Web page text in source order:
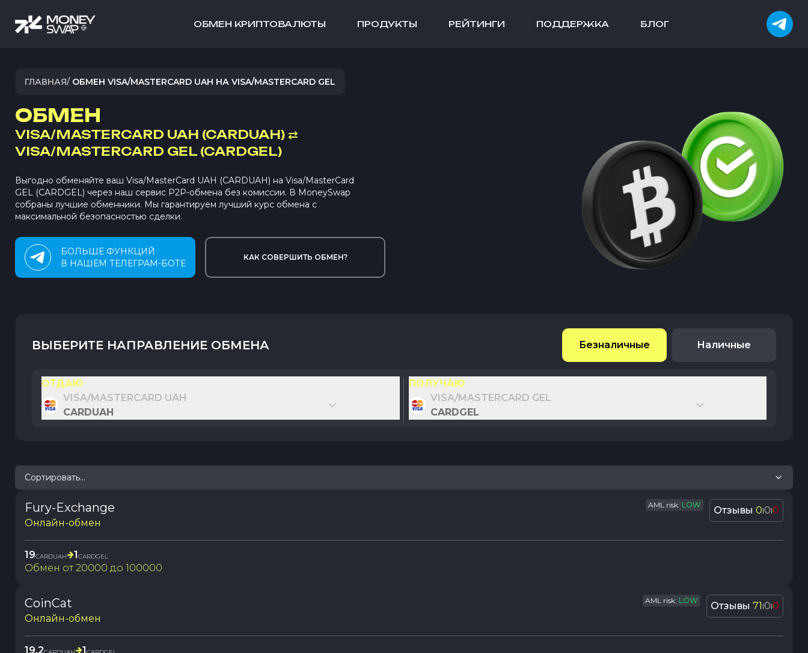
ОБМЕН КРИПТОВАЛЮТЫ ПРОДУКТЫ РЕЙТИНГИ ПОДДЕРЖКА БЛОГ
ГЛАВНАЯ/ ОБМЕН VISA/MASTERCARD UAH НА VISA/MASTERCARD GEL
ОБМЕН
VISA/MASTERCARD UAH (CARDUAH) ⇄
VISA/MASTERCARD GEL (CARDGEL)
Выгодно обменяйте ваш Visa/MasterCard UAH (CARDUAH) на Visa/MasterCard
GEL (CARDGEL) через наш сервис P2P-обмена без комиссии. В MoneySwap
собраны лучшие обменники. Мы гарантируем лучший курс обмена с
максимальной безопасностью сделки.
БОЛЬШЕ ФУНКЦИЙ
В НАШЕМ ТЕЛЕГРАМ-БОТЕ
КАК СОВЕРШИТЬ ОБМЕН?
ВЫБЕРИТЕ НАПРАВЛЕНИЕ ОБМЕНА Безналичные Наличные
ОТДАЮ
VISA/MASTERCARD UAH
CARDUAH
ПОЛУЧАЮ
VISA/MASTERCARD GEL
CARDGEL
Сортировать...
Fury-Exchange AML risk: LOW
Онлайн-обмен
Отзывы 0|0|0
19CARDUAH 1CARDGEL
Обмен от20000 до 100000
CoinCat AML risk: LOW
Онлайн-обмен
Отзывы 71 |0|0
19.2 1